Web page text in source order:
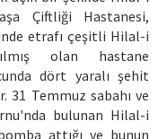
Çiftliği Hastanesi,
etrafı çeşitli Hilal-i
olan hastane
dört yaralı şehit
31 Temmuz sabahı ve
bulunan Hilal-i
attığı ve bunun